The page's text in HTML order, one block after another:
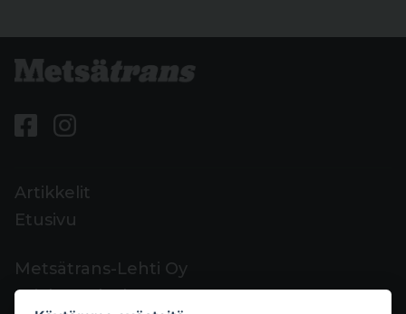
Artikkelit
Etusivu
Metsätrans-Lehti Oy
Asiakaspalvelu